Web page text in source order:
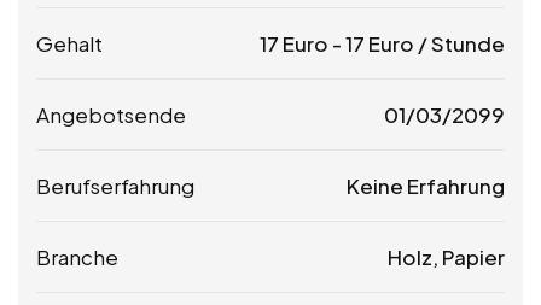
Gehalt 17 Euro -17 Euro / Stunde
Angebotsende 01/03/2099
Berufserfahrung Keine Erfahrung
Branche Holz, Papier